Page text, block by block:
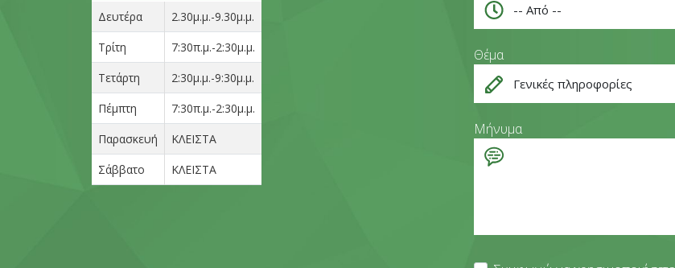
Δευτέρα
2.30μ.μ.-9.30μ.μ.
Τρίτη
7:30π.μ.-2:30μ.μ.
Τετάρτη
2:30μ.μ.-9:30μ.μ.
Πέμπτη
7:30π.μ.-2:30μ.μ.
Παρασκευή
ΚΛΕΙΣΤΑ
Σάββατο
ΚΛΕΙΣΤΑ
Θέμα
Μήνυμα